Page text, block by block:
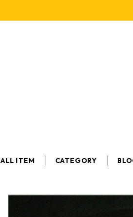
ALL ITEM CATEGORY